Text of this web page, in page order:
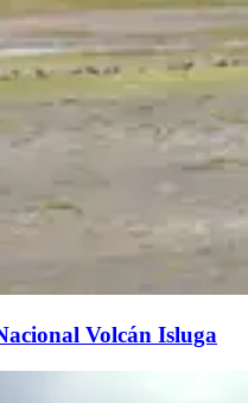
Volcán Isluga